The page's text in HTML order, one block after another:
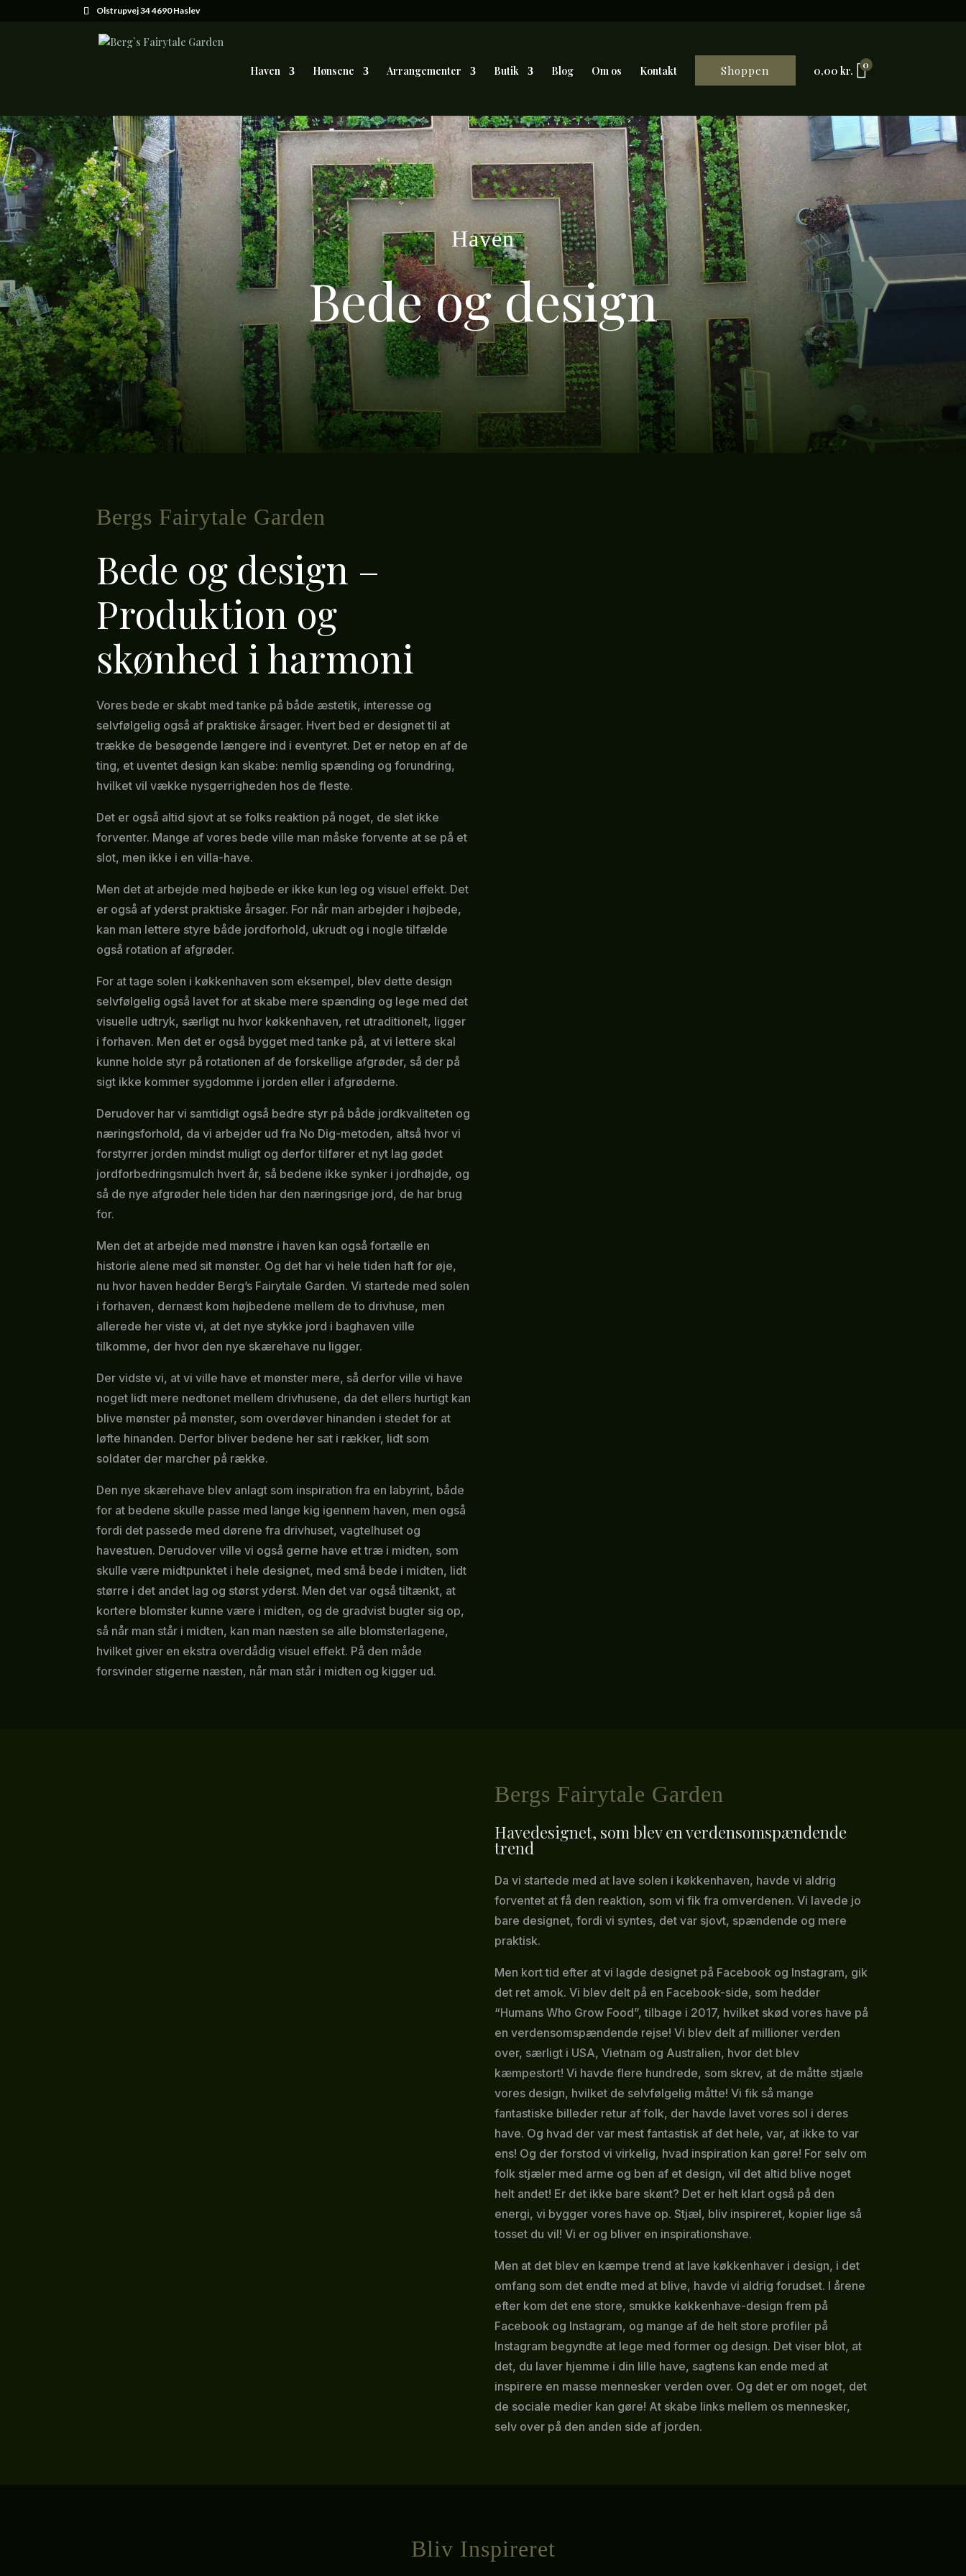
Olstrupvej 34 4690 Haslev
Haven Hønsene Arrangementer Butik Blog Om os Kontakt Shoppen 0,00 kr. 0
Haven
Bede og design
Bergs Fairytale Garden
Bede og design –
Produktion og
skønhed i harmoni
Vores bede er skabt med tanke på både æstetik, interesse og
selvfølgelig også af praktiske årsager. Hvert bed er designet til at
trække de besøgende længere ind i eventyret. Det er netop en af de
ting, et uventet design kan skabe: nemlig spænding og forundring,
hvilket vil vække nysgerrigheden hos de fleste.
Det er også altid sjovt at se folks reaktion på noget, de slet ikke
forventer. Mange af vores bede ville man måske forvente at se på et
slot, men ikke i en villa-have.
Men det at arbejde med højbede er ikke kun leg og visuel effekt. Det
er også af yderst praktiske årsager. For når man arbejder i højbede,
kan man lettere styre både jordforhold, ukrudt og i nogle tilfælde
også rotation af afgrøder.
For at tage solen i køkkenhaven som eksempel, blev dette design
selvfølgelig også lavet for at skabe mere spænding og lege med det
visuelle udtryk, særligt nu hvor køkkenhaven, ret utraditionelt, ligger
i forhaven. Men det er også bygget med tanke på, at vi lettere skal
kunne holde styr på rotationen af de forskellige afgrøder, så der på
sigt ikke kommer sygdomme i jorden eller i afgrøderne.
Derudover har vi samtidigt også bedre styr på både jordkvaliteten og
næringsforhold, da vi arbejder ud fra No Dig-metoden, altså hvor vi
forstyrrer jorden mindst muligt og derfor tilfører et nyt lag gødet
jordforbedringsmulch hvert år, så bedene ikke synker i jordhøjde, og
så de nye afgrøder hele tiden har den næringsrige jord, de har brug
for.
Men det at arbejde med mønstre i haven kan også fortælle en
historie alene med sit mønster. Og det har vi hele tiden haft for øje,
nu hvor haven hedder Berg’s Fairytale Garden. Vi startede med solen
i forhaven, dernæst kom højbedene mellem de to drivhuse, men
allerede her viste vi, at det nye stykke jord i baghaven ville
tilkomme, der hvor den nye skærehave nu ligger.
Der vidste vi, at vi ville have et mønster mere, så derfor ville vi have
noget lidt mere nedtonet mellem drivhusene, da det ellers hurtigt kan
blive mønster på mønster, som overdøver hinanden i stedet for at
løfte hinanden. Derfor bliver bedene her sat i rækker, lidt som
soldater der marcher på række.
Den nye skærehave blev anlagt som inspiration fra en labyrint, både
for at bedene skulle passe med lange kig igennem haven, men også
fordi det passede med dørene fra drivhuset, vagtelhuset og
havestuen. Derudover ville vi også gerne have et træ i midten, som
skulle være midtpunktet i hele designet, med små bede i midten, lidt
større i det andet lag og størst yderst. Men det var også tiltænkt, at
kortere blomster kunne være i midten, og de gradvist bugter sig op,
så når man står i midten, kan man næsten se alle blomsterlagene,
hvilket giver en ekstra overdådig visuel effekt. På den måde
forsvinder stigerne næsten, når man står i midten og kigger ud.
Bergs Fairytale Garden
Havedesignet, som blev en verdensomspændende
trend
Da vi startede med at lave solen i køkkenhaven, havde vi aldrig
forventet at få den reaktion, som vi fik fra omverdenen. Vi lavede jo
bare designet, fordi vi syntes, det var sjovt, spændende og mere
praktisk.
Men kort tid efter at vi lagde designet på Facebook og Instagram, gik
det ret amok. Vi blev delt på en Facebook-side, som hedder
“Humans Who Grow Food”, tilbage i 2017, hvilket skød vores have på
en verdensomspændende rejse! Vi blev delt af millioner verden
over, særligt i USA, Vietnam og Australien, hvor det blev
kæmpestort! Vi havde flere hundrede, som skrev, at de måtte stjæle
vores design, hvilket de selvfølgelig måtte! Vi fik så mange
fantastiske billeder retur af folk, der havde lavet vores sol i deres
have. Og hvad der var mest fantastisk af det hele, var, at ikke to var
ens! Og der forstod vi virkelig, hvad inspiration kan gøre! For selv om
folk stjæler med arme og ben af et design, vil det altid blive noget
helt andet! Er det ikke bare skønt? Det er helt klart også på den
energi, vi bygger vores have op. Stjæl, bliv inspireret, kopier lige så
tosset du vil! Vi er og bliver en inspirationshave.
Men at det blev en kæmpe trend at lave køkkenhaver i design, i det
omfang som det endte med at blive, havde vi aldrig forudset. I årene
efter kom det ene store, smukke køkkenhave-design frem på
Facebook og Instagram, og mange af de helt store profiler på
Instagram begyndte at lege med former og design. Det viser blot, at
det, du laver hjemme i din lille have, sagtens kan ende med at
inspirere en masse mennesker verden over. Og det er om noget, det
de sociale medier kan gøre! At skabe links mellem os mennesker,
selv over på den anden side af jorden.
Bliv Inspireret